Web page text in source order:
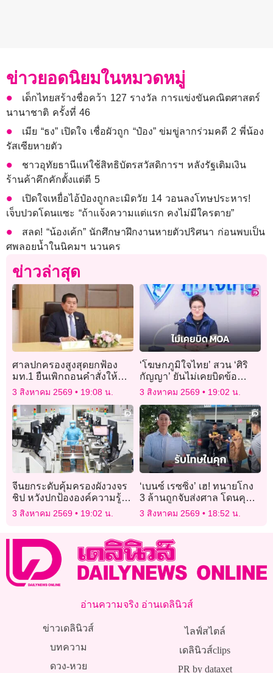
ข่าวยอดนิยมในหมวดหมู่
เด็กไทยสร้างชื่อคว้า 127 รางวัล การแข่งขันคณิตศาสตร์
นานาชาติ ครั้งที่ 46
เมีย “ธง” เปิดใจ เชื่อผัวถูก “ป๋อง” ข่มขู่ลากร่วมคดี 2 พี่น้อง
รัสเซียหายตัว
ชาวอุทัยธานีแห่ใช้สิทธิบัตรสวัสดิการฯ หลังรัฐเติมเงิน
ร้านค้าคึกคักตั้งแต่ตี 5
เปิดใจเหยื่อไอ้ป๋องถูกละเมิดวัย 14 วอนลงโทษประหาร!
เจ็บปวดโดนแซะ “ถ้าแจ้งความแต่แรก คงไม่มีใครตาย”
สลด! “น้องเค้ก” นักศึกษาฝึกงานหายตัวปริศนา ก่อนพบเป็น
ศพลอยน้ำในนิคมฯ นวนคร
ข่าวล่าสุด
ศาลปกครองสูงสุดยกฟ้อง
มท.1 ยืนเพิกถอนคำสั่งให้
‘นิพนธ์ บุญญามณี’ พ้นนายก
ตามขั้นตอนกฎหมาย
3 สิงหาคม 2569 19:08 น.
‘โฆษกภูมิใจไทย’ สวน ‘ศิริ
กัญญา’ ยันไม่เคยบิดข้อ
ตกลง MOA อย่าสร้างวาท
3 สิงหาคม 2569 19:02 น.
จีนยกระดับคุ้มครองผังวงจร
ชิป หวังปกป้ององค์ความรู้ใน
ประเทศ
3 สิงหาคม 2569 19:02 น.
‘เบนซ์ เรซซิ่ง’ เฮ! ทนายโกง
3 ล้านถูกจับส่งศาล โดนคุก 3
ปีไม่รอลงอาญา
3 สิงหาคม 2569 18:52 น.
อ่านความจริง อ่านเดลินิวส์
ข่าวเดลินิวส์
บทความ
ดวง-หวย
ไลฟ์สไตล์
เดลินิวส์clips
PR by dataxet